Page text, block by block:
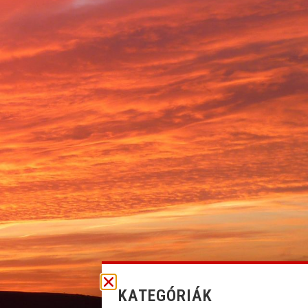
KATEGÓRIÁK